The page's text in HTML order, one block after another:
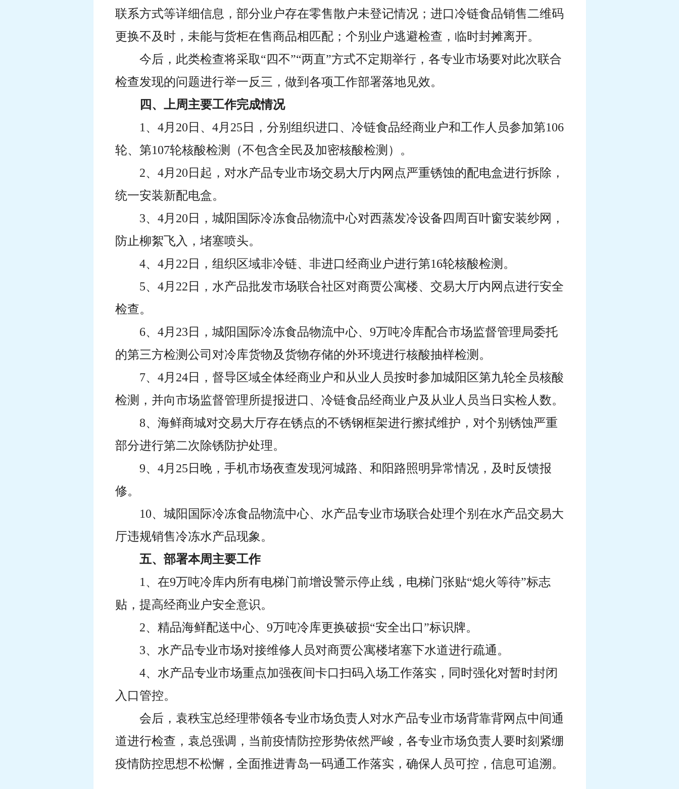
联系方式等详细信息，部分业户存在零售散户未登记情况；进口冷链食品销售二维码
更换不及时，未能与货柜在售商品相匹配；个别业户逃避检查，临时封摊离开。
今后，此类检查将采取“四不”“两直”方式不定期举行，各专业市场要对此次联合
检查发现的问题进行举一反三，做到各项工作部署落地见效。
四、上周主要工作完成情况
1、4月20日、4月25日，分别组织进口、冷链食品经商业户和工作人员参加第106
轮、第107轮核酸检测（不包含全民及加密核酸检测）。
2、4月20日起，对水产品专业市场交易大厅内网点严重锈蚀的配电盒进行拆除，
统一安装新配电盒。
3、4月20日，城阳国际冷冻食品物流中心对西蒸发冷设备四周百叶窗安装纱网，
防止柳絮飞入，堵塞喷头。
4、4月22日，组织区域非冷链、非进口经商业户进行第16轮核酸检测。
5、4月22日，水产品批发市场联合社区对商贾公寓楼、交易大厅内网点进行安全
检查。
6、4月23日，城阳国际冷冻食品物流中心、9万吨冷库配合市场监督管理局委托
的第三方检测公司对冷库货物及货物存储的外环境进行核酸抽样检测。
7、4月24日，督导区域全体经商业户和从业人员按时参加城阳区第九轮全员核酸
检测，并向市场监督管理所提报进口、冷链食品经商业户及从业人员当日实检人数。
8、海鲜商城对交易大厅存在锈点的不锈钢框架进行擦拭维护，对个别锈蚀严重
部分进行第二次除锈防护处理。
9、4月25日晚，手机市场夜查发现河城路、和阳路照明异常情况，及时反馈报
修。
10、城阳国际冷冻食品物流中心、水产品专业市场联合处理个别在水产品交易大
厅违规销售冷冻水产品现象。
五、部署本周主要工作
1、在9万吨冷库内所有电梯门前增设警示停止线，电梯门张贴“熄火等待”标志
贴，提高经商业户安全意识。
2、精品海鲜配送中心、9万吨冷库更换破损“安全出口”标识牌。
3、水产品专业市场对接维修人员对商贾公寓楼堵塞下水道进行疏通。
4、水产品专业市场重点加强夜间卡口扫码入场工作落实，同时强化对暂时封闭
入口管控。
会后，袁秩宝总经理带领各专业市场负责人对水产品专业市场背靠背网点中间通
道进行检查，袁总强调，当前疫情防控形势依然严峻，各专业市场负责人要时刻紧绷
疫情防控思想不松懈，全面推进青岛一码通工作落实，确保人员可控，信息可追溯。